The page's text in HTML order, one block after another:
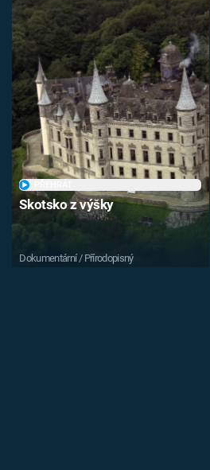
Skotsko z výšky
Dokumentární / Přírodopisný